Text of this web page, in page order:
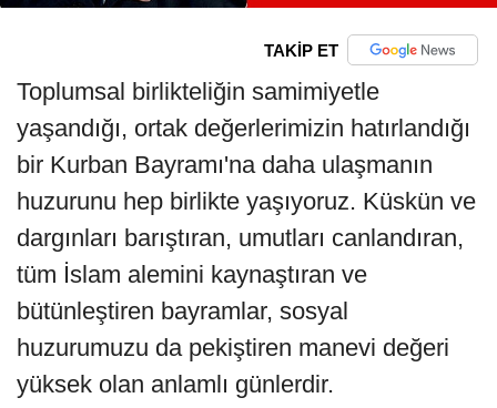
TAKİP ET
Toplumsal birlikteliğin samimiyetle
yaşandığı, ortak değerlerimizin hatırlandığı
bir Kurban Bayramı'na daha ulaşmanın
huzurunu hep birlikte yaşıyoruz. Küskün ve
dargınları barıştıran, umutları canlandıran,
tüm İslam alemini kaynaştıran ve
bütünleştiren bayramlar, sosyal
huzurumuzu da pekiştiren manevi değeri
yüksek olan anlamlı günlerdir.